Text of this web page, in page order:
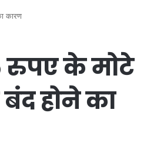
कारण
रुपए के मोटे
होने का